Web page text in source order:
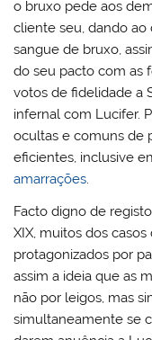
o bruxo pede aos
cliente seu, dando
sangue de bruxo,
do seu pacto com as
votos de fidelidade a
infernal com Lucifer.
ocultas e comuns de
eficientes, inclusive
amarrações.
Facto digno de
XIX, muitos dos
protagonizados por
assim a ideia que as
não por leigos, mas
simultaneamente se